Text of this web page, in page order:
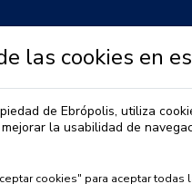
URBANO
las cookies en
de Ebrópolis, utiliza
la usabilidad de
cookies" para aceptar todas